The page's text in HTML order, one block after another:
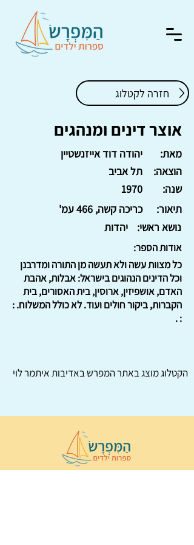
חזרה לקטלוג
אוצר דינים ומנהגים
יהודה דוד אייזנשטיין
מאת:
תל אביב
הוצאה:
1970
שנה:
כריכה קשה, 466 עמ'
תיאור:
יהדות
נושא ראשי:
אודות הספר:
כל מצוות עשה ולא תעשה מן התורה ומדרבנן
וכל הדינים הנהוגים בישראל: אבלות, אהבת
האדם, אושפיזין, ארוסין, בית האסורים, בית
הקברות, ביקור חולים ועוד. לא כולל המשלוח. :
: .
הקטלוג מוצג באתרהמפרשבאדיבות איתמר לוי